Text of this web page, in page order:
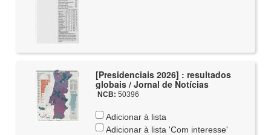
[Presidenciais 2026] : resultados
globais / Jornal de Notícias
NCB: 50396
Adicionar à lista
Adicionar à lista 'Com interesse'